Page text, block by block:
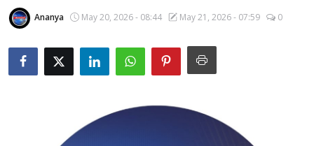
देश
राजनीति
Ananya May 20, 2026 - 08:44 May 21, 2026 - 07:59 0